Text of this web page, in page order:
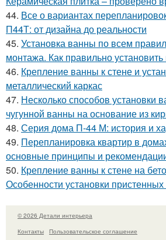
44. Все о вариантах
П44Т: от дизайна до реальности
45. Установка ванны по всем
монтажа. Как правильно установить
46. Крепление ванны к стене и
металлический каркас
47. Несколько способов установки
чугунной ванны на основание из
48. Серия дома П-44 М: история и
49. Перепланировка квартир в
основные принципы и
50. Крепление ванны к стене на
Особенности установки
© 2026 Детали интерьера
Контакты
Пользовательское соглашение